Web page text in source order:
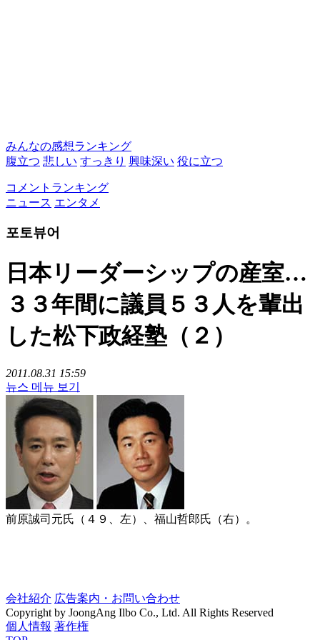
みんなの感想ランキング
腹立つ 悲しい すっきり 興味深い 役に立つ
コメントランキング
ニュース エンタメ
포토뷰어
日本リーダーシップの産室…
３３年間に議員５３人を輩出
した松下政経塾（２）
2011.08.31 15:59
뉴스 메뉴 보기
前原誠司元氏（４９、左）、福山哲郎氏（右）。
会社紹介 広告案内・お問い合わせ
Copyright by JoongAng Ilbo Co., Ltd. All Rights Reserved
個人情報 著作権